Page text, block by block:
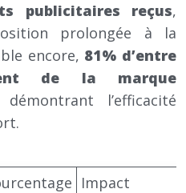
publicitaires reçus,
prolongée à la
encore, 81% d’entre
de la marque
l’efficacité
Impact